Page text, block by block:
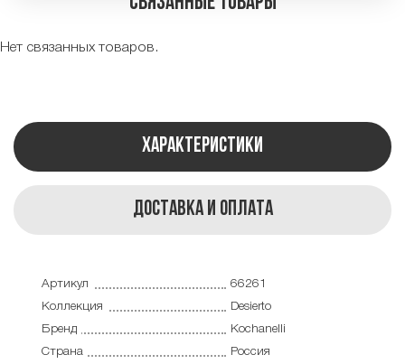
Нет связанных товаров.
Характеристики
Доставка и оплата
Артикул
66261
Коллекция
Desierto
Бренд
Kochanelli
Страна
Россия